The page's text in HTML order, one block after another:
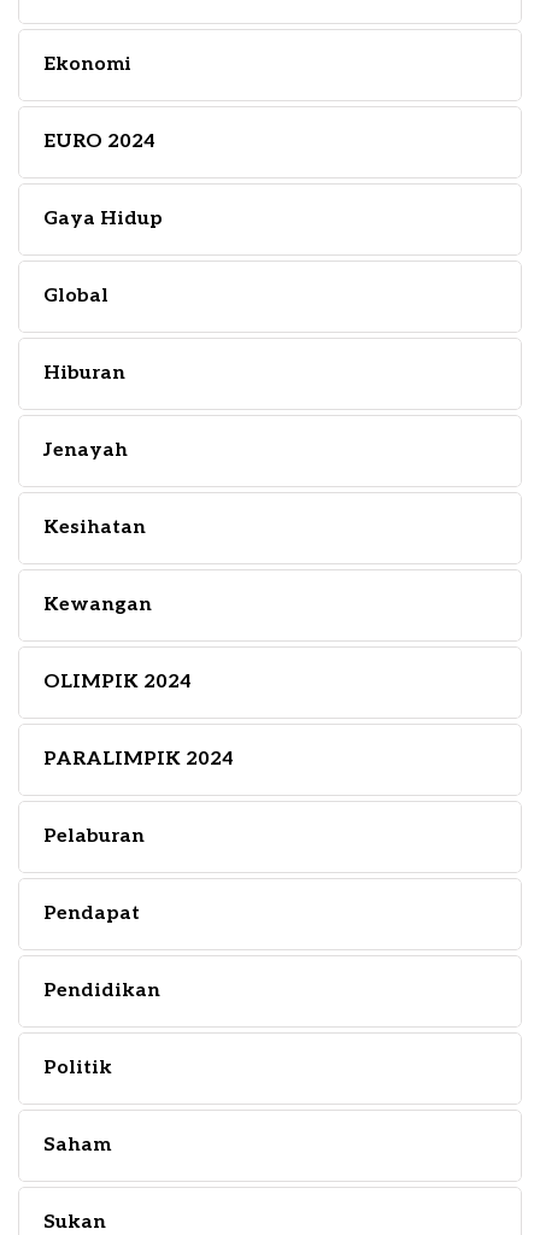
Ekonomi
EURO 2024
Gaya Hidup
Global
Hiburan
Jenayah
Kesihatan
Kewangan
OLIMPIK 2024
PARALIMPIK 2024
Pelaburan
Pendapat
Pendidikan
Politik
Saham
Sukan